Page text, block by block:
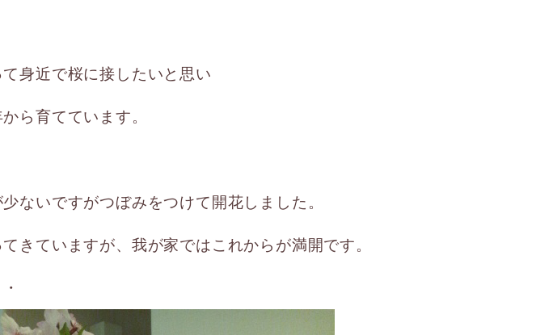
身近で桜に接したいと思い
ら育てています。
ないですがつぼみをつけて開花しました。
きていますが、我が家ではこれからが満開です。